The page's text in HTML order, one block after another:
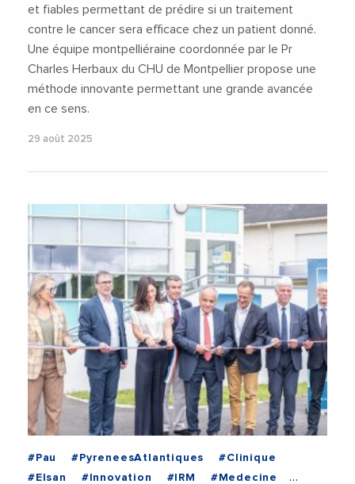
et fiables permettant de prédire si un traitement
contre le cancer sera efficace chez un patient donné.
Une équipe montpelliéraine coordonnée par le Pr
Charles Herbaux du CHU de Montpellier propose une
méthode innovante permettant une grande avancée
en ce sens.
29 août 2025
#Pau #PyreneesAtlantiques
#Clinique
#Elsan
#Innovation #IRM
#Medecine